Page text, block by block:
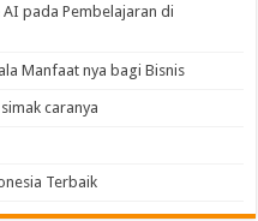
AI pada Pembelajaran di
Manfaat nya bagi Bisnis
caranya
Terbaik